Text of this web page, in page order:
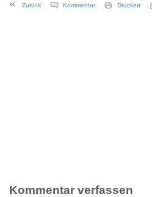
Zurück Kommentar Drucken
Kommentar verfassen